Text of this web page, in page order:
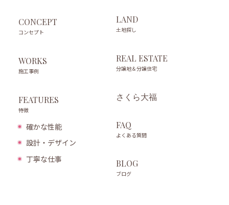
CONCEPT
コンセプト
WORKS
施工事例
FEATURES
特徴
確かな性能
設計・デザイン
丁寧な仕事
LAND
土地探し
REAL ESTATE
分譲地＆分譲住宅
さくら大福
FAQ
よくある質問
BLOG
ブログ